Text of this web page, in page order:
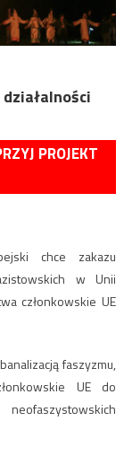
PROJEKT
chce zakazu
w Unii
członkowskie UE
faszyzmu,
UE do